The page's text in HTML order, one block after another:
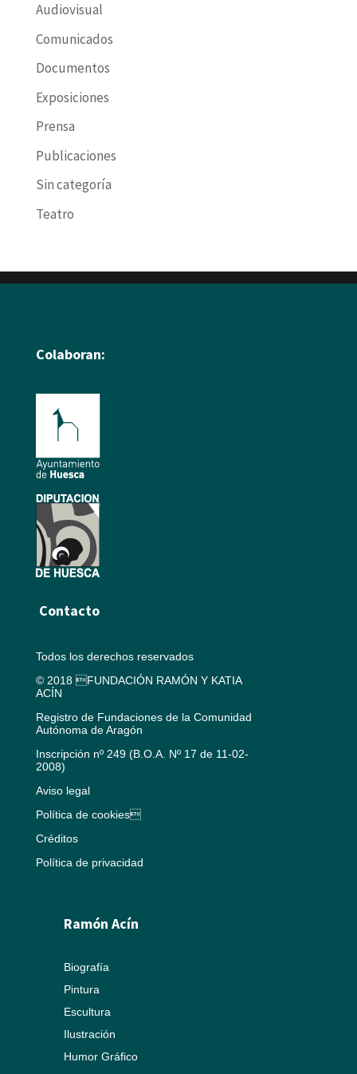
Audiovisual
Comunicados
Documentos
Exposiciones
Prensa
Publicaciones
Sin categoría
Teatro
Colaboran:
Contacto
Todos los derechos reservados
© 2018 FUNDACIÓN RAMÓN Y KATIA
ACÍN
Registro de Fundaciones de la Comunidad
Autónoma de Aragón
Inscripción nº 249 (B.O.A. Nº 17 de 11-02-
2008)
Aviso legal
Política de cookies
Créditos
Política de privacidad
Ramón Acín
Biografía
Pintura
Escultura
Ilustración
Humor Gráfico